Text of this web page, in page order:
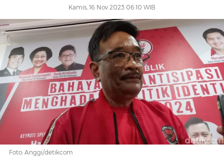
Kita
Masih
Menganggap
Jokowi
Kader
Kamis, 16 Nov 2023 06:10 WIB
Foto: Anggi/detikcom